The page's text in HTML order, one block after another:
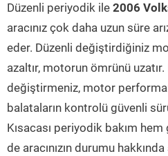
Düzenli periyodik ile 2006
aracınız çok daha uzun süre
eder. Düzenli değiştirdiğiniz
azaltır, motorun ömrünü
değiştirmeniz, motor
balataların kontrolü güvenli
Kısacası periyodik bakım
de aracınızın durumu